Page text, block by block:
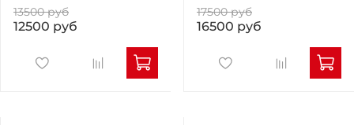
13500 руб
12500 руб
17500 руб
16500 руб